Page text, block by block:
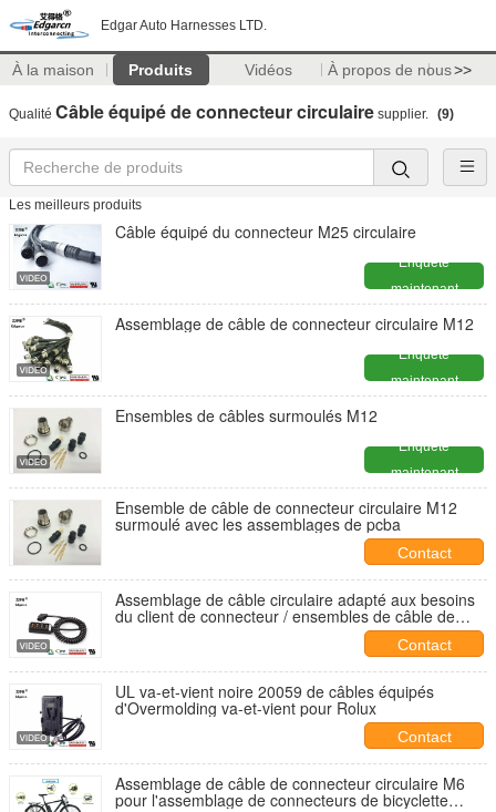
Edgar Auto Harnesses LTD.
À la maison Produits Vidéos À propos de nous>>
Qualité Câble équipé de connecteur circulaire supplier. (9)
Les meilleurs produits
Câble équipé du connecteur M25 circulaire
Enquête
maintenant
Assemblage de câble de connecteur circulaire M12
Enquête
maintenant
Ensembles de câbles surmoulés M12
Enquête
maintenant
Ensemble de câble de connecteur circulaire M12
surmoulé avec les assemblages de pcba
Contact
Assemblage de câble circulaire adapté aux besoins
du client de connecteur / ensembles de câble de
Contact
UL va-et-vient noire 20059 de câbles équipés
d'Overmolding va-et-vient pour Rolux
Contact
Assemblage de câble de connecteur circulaire M6
pour l'assemblage de connecteurs de bicyclette